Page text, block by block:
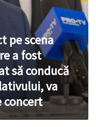
pe scena
a fost
să conducă
va
concert